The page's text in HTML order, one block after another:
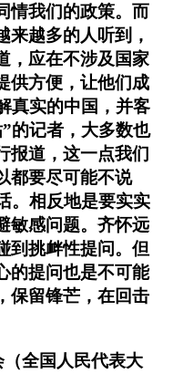
情我们的政策。而
来越多的人听到，
，应在不涉及国家
供方便，让他们成
真实的中国，并客
的记者，大多数也
报道，这一点我们
都要尽可能不说
。相反地是要实实
敏感问题。齐怀远
到挑衅性提问。但
的提问也是不可能
保留锋芒，在回击
全国人民代表大